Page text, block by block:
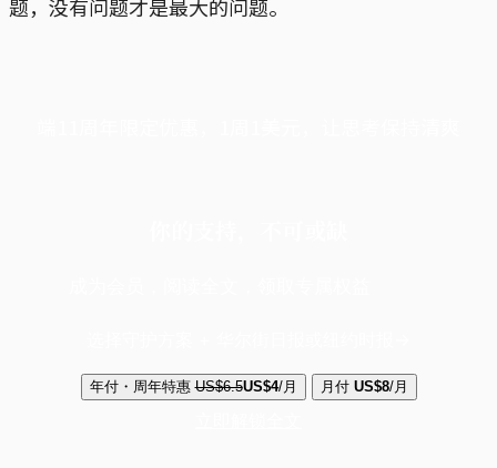
题，没有问题才是最大的问题。
年付・周年特惠 US$6.5US$4/月 月付 US$8/月